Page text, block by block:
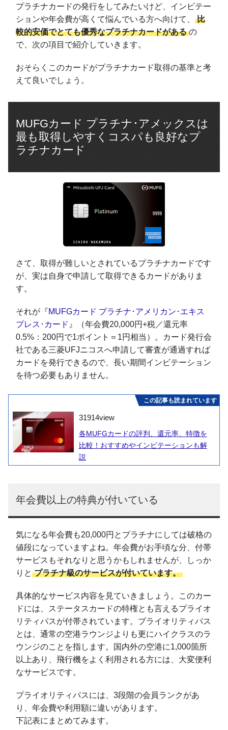
プラチナカードの発行をしてみたいけど、インビテー
ションや年会費が高くて悩んでいる方へ向けて、 比
較的安価でとても優秀なプラチナカードがある の
で、次の項目で紹介していきます。
おそらくこのカードがプラチナカード取得の基準と考
えて良いでしょう。
MUFGカード プラチナ･アメックスは
最も取得しやすくコスパも良好なプ
ラチナカード
さて、取得が難しいとされているプラチナカードです
が、実は自身で申請して取得できるカードがありま
す。
それが『MUFGカード プラチナ･アメリカン･エキス
プレス･カード 』（年会費20,000円+税／還元率
0.5%：200円で1ポイント＝1円相当）。カード発行会
社である三菱UFJニコスへ申請して審査が通過すれば
カードを発行できるので、長い期間インビテーション
を待つ必要もありません。
この記事も読まれています
31914view
各MUFGカードの評判、還元率、特徴を
比較！おすすめやインビテーションも解
説
年会費以上の特典が付いている
気になる年会費も20,000円とプラチナにしては破格の
値段になっていますよね。年会費がお手頃な分、付帯
サービスもそれなりと思うかもしれませんが、しっか
りと プラチナ級のサービスが付いています。
具体的なサービス内容を見ていきましょう。このカー
ドには、ステータスカードの特権とも言えるプライオ
リティパスが付帯されています。プライオリティパス
とは、通常の空港ラウンジよりも更にハイクラスのラ
ウンジのことを指します。国内外の空港に1,000箇所
以上あり、飛行機をよく利用される方には、大変便利
なサービスです。
プライオリティパスには、3段階の会員ランクがあ
り、年会費や利用額に違いがあります。
下記表にまとめてみます。